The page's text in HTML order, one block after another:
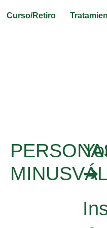
Curso/Retiro
➔